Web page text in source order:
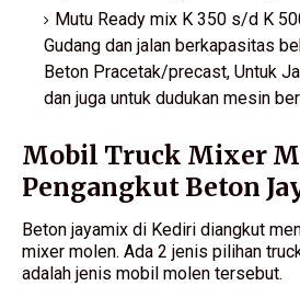
Mutu Ready mix K 350 s/d K
Gudang dan jalan berkapasitas
Beton Pracetak/precast, Untuk
dan juga untuk dudukan mesin
Mobil Truck Mixer
Pengangkut Beton
Beton jayamix di Kediri diangkut
mixer molen. Ada 2 jenis pilihan
adalah jenis mobil molen tersebut.